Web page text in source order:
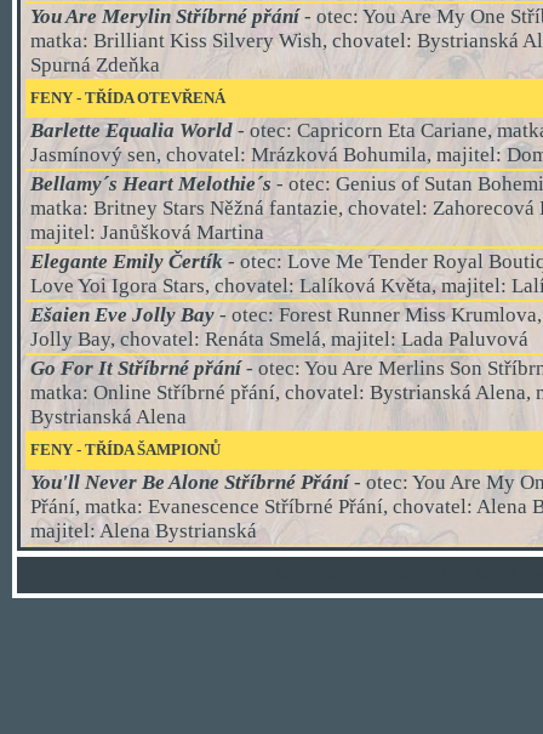
You Are Merylin Stříbrné přání- otec: You Are My One
matka: Brilliant Kiss Silvery Wish, chovatel: Bystrianská
Spurná Zdeňka
FENY - TŘÍDA OTEVŘENÁ
Barlette Equalia World - otec: Capricorn Eta Cariane,
Jasmínový sen, chovatel: Mrázková Bohumila, majitel:
Bellamy´s Heart Melothie´s - otec: Genius of Sutan
matka: Britney Stars Něžná fantazie, chovatel: Zahorecová
majitel: Janůšková Martina
Elegante Emily Čertík - otec: Love Me Tender Royal
Love Yoi Igora Stars, chovatel: Lalíková Květa, majitel:
Ešaien Eve Jolly Bay - otec: Forest Runner Miss
Jolly Bay, chovatel: Renáta Smelá, majitel: Lada Paluvová
Go For It Stříbrné přání- otec: You Are Merlins Son
matka: Online Stříbrné přání, chovatel: Bystrianská Alena,
Bystrianská Alena
FENY - TŘÍDA ŠAMPIONŮ
You'll Never Be Alone Stříbrné Přání- otec: You Are My
Přání, matka: Evanescence Stříbrné Přání, chovatel: Alena
majitel: Alena Bystrianská